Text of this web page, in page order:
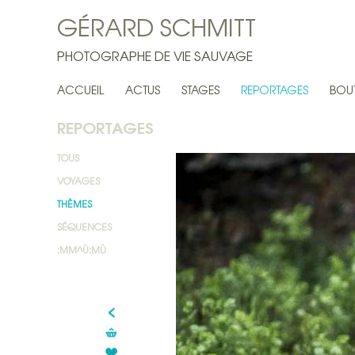
GÉRARD SCHMITT
PHOTOGRAPHE DE VIE SAUVAGE
ACCUEIL ACTUS STAGES REPORTAGES
REPORTAGES
TOUS
VOYAGES
THÈMES
SÉQUENCES
:MM^Ù:MÙ
<